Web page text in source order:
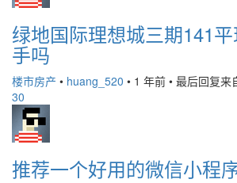
绿地国际理想城三期141
手吗
楼市房产 • huang_520 • 1 年前 • 最后回复来
30
推荐一个好用的微信小程